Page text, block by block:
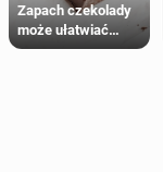
Zapach czekolady
może ułatwiać
trening siłowy